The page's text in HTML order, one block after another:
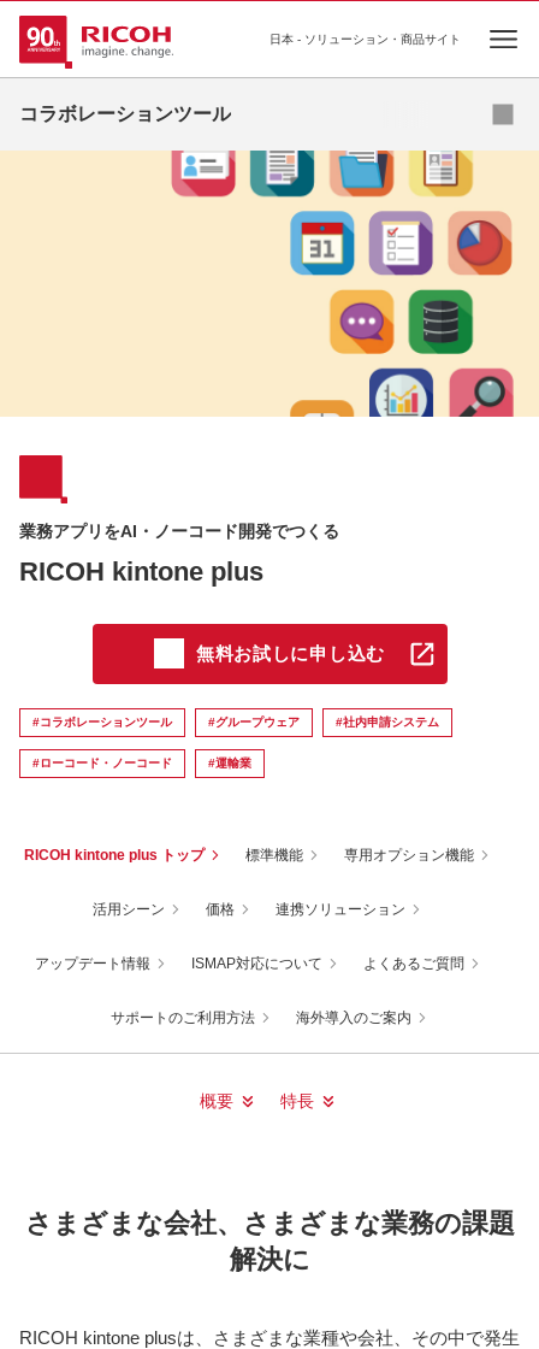
日本 - ソリューション・商品サイト
コラボレーションツール
業務アプリをAI・ノーコード開発でつくる
RICOH kintone plus
無料お試しに申し込む
#コラボレーションツール #グループウェア #社内申請システム
#ローコード・ノーコード #運輸業
RICOH kintone plus トップ 標準機能 専用オプション機能
活用シーン 価格 連携ソリューション
アップデート情報 ISMAP対応について よくあるご質問
サポートのご利⽤⽅法 海外導入のご案内
概要 特長
さまざまな会社、さまざまな業務の課題
解決に
RICOH kintone plusは、さまざまな業種や会社、その中で発⽣